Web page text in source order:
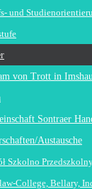
und
von Trott in
Sontraer
Austausche
Szkolno
College, Bellary,